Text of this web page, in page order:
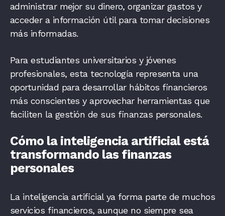
administrar mejor su dinero, organizar gastos y
acceder a información útil para tomar decisiones
más informadas.
Para estudiantes universitarios y jóvenes
profesionales, esta tecnología representa una
oportunidad para desarrollar hábitos financieros
más conscientes y aprovechar herramientas que
faciliten la gestión de sus finanzas personales.
Cómo la inteligencia artificial está
transformando las finanzas
personales
La inteligencia artificial ya forma parte de muchos
servicios financieros, aunque no siempre sea